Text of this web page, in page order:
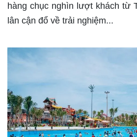
hàng chục nghìn lượt khách từ
lân cận đổ về trải nghiệm...